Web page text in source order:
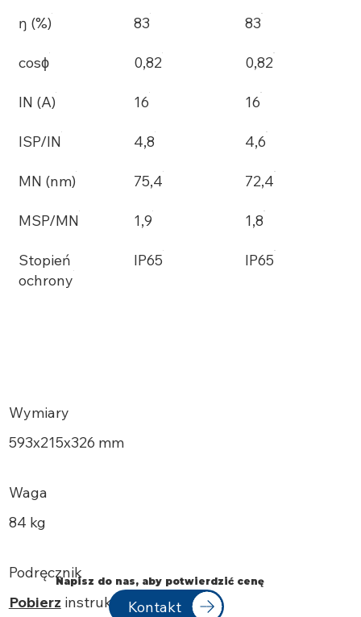
ŋ (%) 83 83
cosϕ 0,82 0,82
IN (A) 16 16
ISP/IN 4,8 4,6
MN (nm) 75,4 72,4
MSP/MN 1,9 1,8
Stopień
ochrony
IP65 IP65
Wymiary
593x215x326 mm
Waga
84 kg
Podręcznik
Pobierz instrukcję obsługi
Napisz do nas, aby potwierdzić cenę
Kontakt